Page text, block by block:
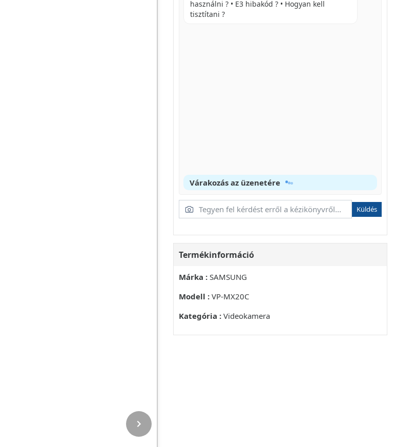
LEJÁTSZÁS
használni ? • E3 hibakód ? • Hogyan kell
tisztítani ?
Várakozás az üzenetére
Küldés
Termékinformáció
Márka : SAMSUNG
Modell : VP-MX20C
Kategória : Videokamera